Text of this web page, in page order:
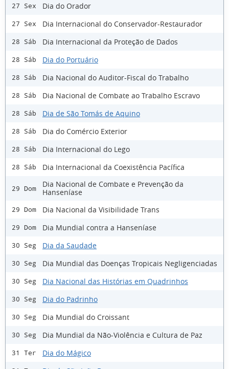
27 Sex Dia do Orador
27 Sex Dia Internacional do Conservador-Restaurador
28 Sáb Dia Internacional da Proteção de Dados
28 Sáb Dia do Portuário
28 Sáb Dia Nacional do Auditor-Fiscal do Trabalho
28 Sáb Dia Nacional de Combate ao Trabalho Escravo
28 Sáb Dia de São Tomás de Aquino
28 Sáb Dia do Comércio Exterior
28 Sáb Dia Internacional do Lego
28 Sáb Dia Internacional da Coexistência Pacífica
29 Dom
Dia Nacional de Combate e Prevenção da
Hanseníase
29 Dom Dia Nacional da Visibilidade Trans
29 Dom Dia Mundial contra a Hanseníase
30 Seg Dia da Saudade
30 Seg Dia Mundial das Doenças Tropicais Negligenciadas
30 Seg Dia Nacional das Histórias em Quadrinhos
30 Seg Dia do Padrinho
30 Seg Dia Mundial do Croissant
30 Seg Dia Mundial da Não-Violência e Cultura de Paz
31 Ter Dia do Mágico